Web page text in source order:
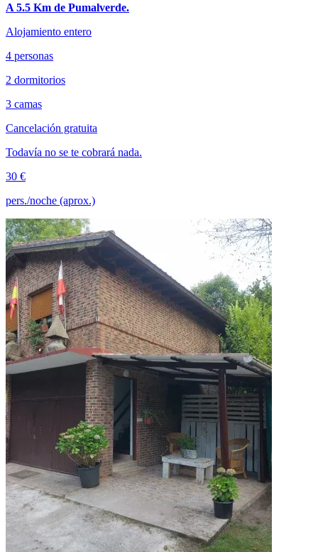
A 5.5 Km de Pumalverde.
Alojamiento entero
4 personas
2 dormitorios
3 camas
Cancelación gratuita
Todavía no se te cobrará nada.
30 €
pers./noche (aprox.)